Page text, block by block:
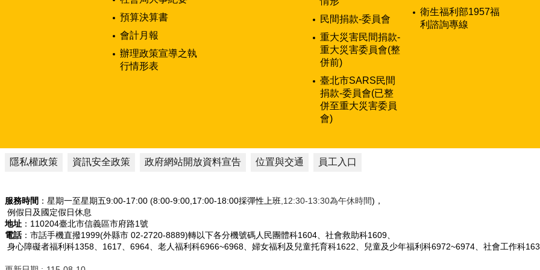
預算決算書
會計月報
辦理政策宣導之執
行情形表
民間捐款-委員會
重大災害民間捐款-
重大災害委員會(整
併前)
臺北市SARS民間
捐款-委員會(已整
併至重大災害委員
會)
衛生福利部1957福
利諮詢專線
隱私權政策 資訊安全政策 政府網站開放資料宣告 位置與交通 員工入口
服務時間 ：星期一至星期五9:00-17:00 (8:00-9:00,17:00-18:00採彈性上班 ,12:30-13:30為午休時間)，
例假日及國定假日休息
地址 ：110204臺北市信義區市府路1號
電話：市話手機直撥1999(外縣市 02-2720-8889)轉以下各分機號碼人民團體科1604、社會救助科1609、
身心障礙者福利科1358、1617、6964、老人福利科6966~6968、婦女福利及兒童托育科1622、兒童及少年福利科6972~6974、社會工作科